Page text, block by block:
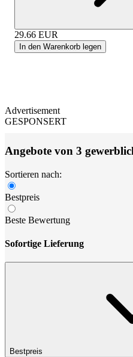
29.66 EUR
In den Warenkorb legen
Advertisement
GESPONSERT
Angebote von 3
Sortieren nach:
Bestpreis
Beste Bewertung
Sofortige Lieferung
Bestpreis